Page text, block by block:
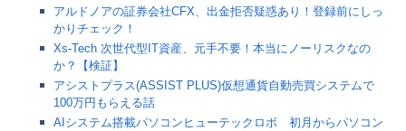
アルドノアの証券会社CFX、出金拒否疑惑あり！登録前にしっ
かりチェック！
Xs-Tech 次世代型IT資産、元手不要！本当にノーリスクなの
か？【検証】
アシストプラス(ASSIST PLUS)仮想通貨自動売買システムで
100万円もらえる話
AIシステム搭載パソコンヒューテックロボ 初月からパソコン